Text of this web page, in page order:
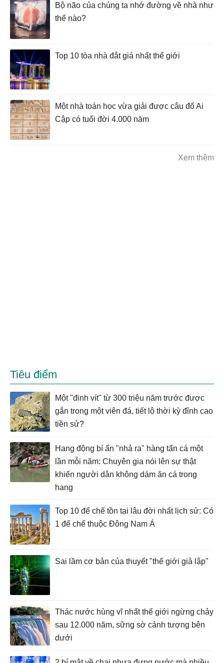
Bộ não của chúng ta nhớ đường về nhà như
thế nào?
Top 10 tòa nhà đắt giá nhất thế giới
Một nhà toán học vừa giải được câu đố Ai
Cập có tuổi đời 4.000 năm
Xem thêm
Tiêu điểm
Một "đinh vít" từ 300 triệu năm trước được
gắn trong một viên đá, tiết lộ thời kỳ đỉnh cao
tiền sử?
Hang động bí ẩn "nhả ra" hàng tấn cá một
lần mỗi năm: Chuyên gia nói lên sự thật
khiến người dân không dám ăn cá trong
hang
Top 10 đế chế tồn tại lâu đời nhất lịch sử: Có
1 đế chế thuộc Đông Nam Á
Sai lầm cơ bản của thuyết "thế giới giả lập"
Thác nước hùng vĩ nhất thế giới ngừng chảy
sau 12.000 năm, sững sờ cảnh tượng bên
dưới